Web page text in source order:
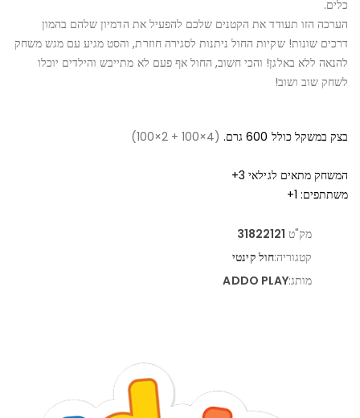
כלים.
הערכה הזו תעודד את הקטנים שלכם להפעיל את הדמיון שלהם בהמון
דרכים שונות! שקיות החול ניתנות לסגירה חוזרת, והסט מגיע עם מגש משחק
להנאה ללא באלגן! והכי חשוב, החול אף פעם לא מתייבש והילדים יוכלו
לשחק שוב ושוב!
בצק במשקל כולל 600 גרם. (4×100 + 2×100)
המשחק מתאים לגילאי 3+
משתתפים: 1+
מק"ט 31822121
קטגוריה:חול קינטי
מותג:ADDO PLAY